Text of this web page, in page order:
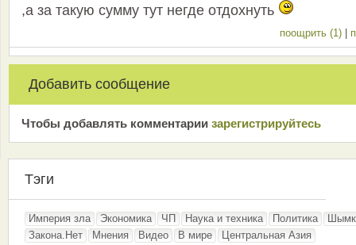
,а за такую сумму тут негде отдохнуть
поощрить (1)
Добавить сообщение
Чтобы добавлять комментарии зарeгиcтрирyйтeсь
Тэги
Империя зла Экономика ЧП Наука и техника Политика
Закона.Нет
Мнения Видео В мире
Центральная Азия